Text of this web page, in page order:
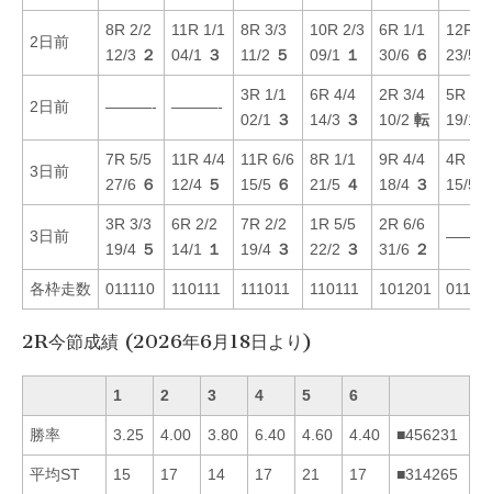
2日前
8R 2/2
12/3 ２
11R 1/1
04/1
３
8R 3/3
11/2 ５
10R 2/3
09/1
１
6R 1/1
30/6 ６
12R
23/5
2日前 ———- ———-
3R 1/1
02/1
３
6R 4/4
14/3 ３
2R 3/4
10/2 転
5R 2/2
19/1
3日前
7R 5/5
27/6 ６
11R 4/4
12/4 ５
11R 6/6
15/5 ６
8R 1/1
21/5 ４
9R 4/4
18/4 ３
4R 5/5
15/5
3日前
3R 3/3
19/4 ５
6R 2/2
14/1
１
7R 2/2
19/4 ３
1R 5/5
22/2 ３
2R 6/6
31/6 ２
各枠走数 011110 110111 111011 110111 101201
2R今節成績 (2026年6月18日より)
1 2 3 4 5 6
勝率 3.25 4.00 3.80 6.40 4.60 4.40 ■456231
平均ST 15 17 14 17 21 17 ■314265